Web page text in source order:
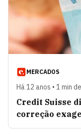
MERCADOS
Há 12 anos • 1 min
Credit Suisse
correção